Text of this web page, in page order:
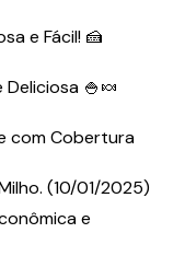
e Fácil! 🍰
🍚🍬
com Cobertura
(10/01/2025)
e